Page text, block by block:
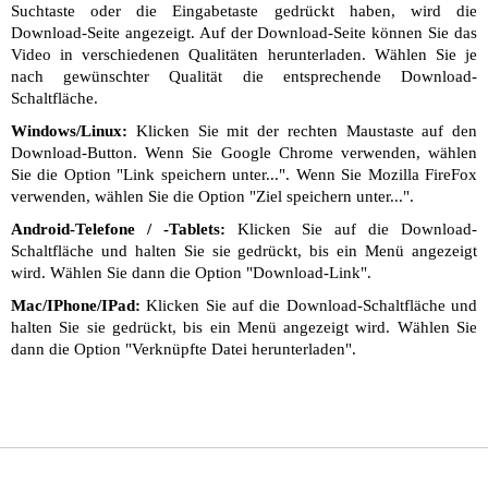
Suchtaste oder die Eingabetaste gedrückt haben, wird die
Download-Seite angezeigt. Auf der Download-Seite können Sie das
Video in verschiedenen Qualitäten herunterladen. Wählen Sie je
nach gewünschter Qualität die entsprechende Download-
Schaltfläche.
Windows/Linux: Klicken Sie mit der rechten Maustaste auf den
Download-Button. Wenn Sie Google Chrome verwenden, wählen
Sie die Option "Link speichern unter...". Wenn Sie Mozilla FireFox
verwenden, wählen Sie die Option "Ziel speichern unter...".
Android-Telefone / -Tablets: Klicken Sie auf die Download-
Schaltfläche und halten Sie sie gedrückt, bis ein Menü angezeigt
wird. Wählen Sie dann die Option "Download-Link".
Mac/IPhone/IPad: Klicken Sie auf die Download-Schaltfläche und
halten Sie sie gedrückt, bis ein Menü angezeigt wird. Wählen Sie
dann die Option "Verknüpfte Datei herunterladen".